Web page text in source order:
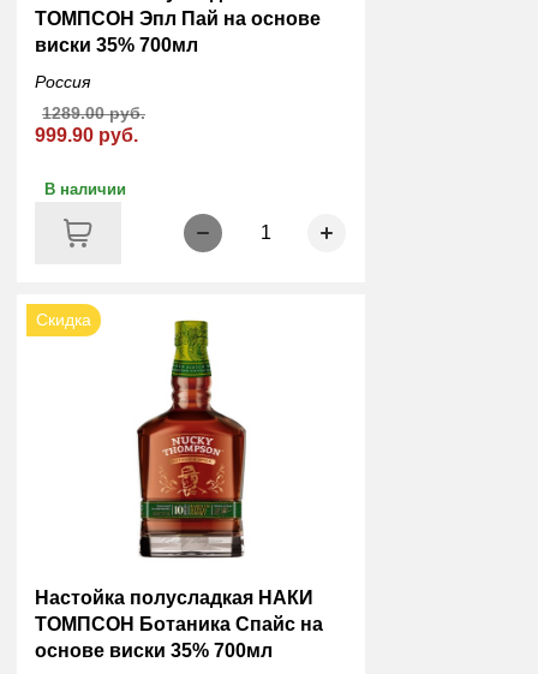
ТОМПСОН Эпл Пай на основе
виски 35% 700мл
Россия
999.90 руб.
1289.00 руб.
В наличии
1
Скидка
Настойка полусладкая НАКИ
ТОМПСОН Ботаника Спайс на
основе виски 35% 700мл